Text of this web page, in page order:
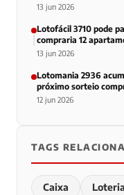
13 jun 2026
Lotofácil 3710 pode
compraria 12
13 jun 2026
Lotomania 2936
próximo sorteio
12 jun 2026
TAGS
Caixa